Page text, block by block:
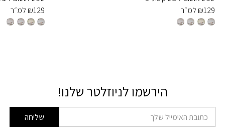
₪129 למ״ר
₪129 למ״ר
הירשמו לניוזלטר שלנו!
דוא׳׳ל שליחה